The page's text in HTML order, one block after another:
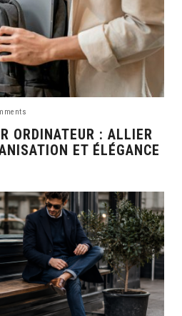
ORDINATEUR : ALLIER
ET ÉLÉGANCE